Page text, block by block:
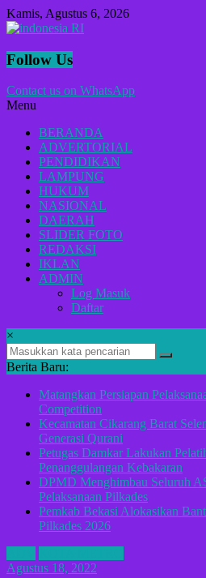
Lompat
ke
Kamis, Agustus 6, 2026
indonesia
Lugas
Menyikap
Berita,Terpercaya
Dan
Tegas
Follow Us
Contact us on WhatsApp
Menu
BERANDA
ADVERTORIAL
PENDIDIKAN
LAMPUNG
HUKUM
NASIONAL
DAERAH
SLIDER FOTO
REDAKSI
IKLAN
ADMIN
Log Masuk
Daftar
×
Berita Baru:
Matangkan Persiapan
Competition
Kecamatan Cikarang Barat
Generasi Qurani
Petugas Damkar Lakukan
Penanggulangan Kebakaran
DPMD Menghimbau Seluruh
Pelaksanaan Pilkades
Pemkab Bekasi Alokasikan
Pilkades 2026
Agustus 18, 2022